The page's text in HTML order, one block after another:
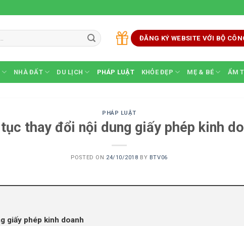
ĐĂNG KÝ WEBSITE VỚI BỘ
NHÀ ĐẤT DU LỊCH PHÁP LUẬT KHỎE ĐẸP MẸ & BÉ ẨM
PHÁP LUẬT
thay đổi nội dung giấy phép kinh
POSTED ON 24/10/2018 BY BTV06
giấy phép kinh doanh